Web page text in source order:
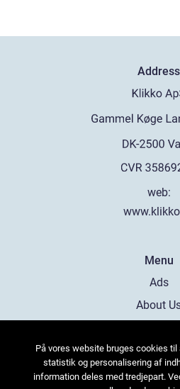
Address
web:
Menu
Ads
About
Contact
Sitemap
På vores website bruges cookies
statistik og personalisering af
information deles med tredjepart.